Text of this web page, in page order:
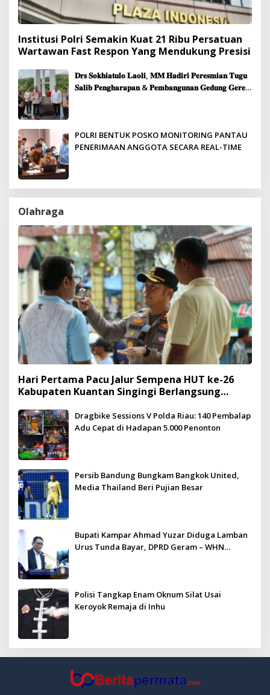
Institusi Polri Semakin Kuat 21 Ribu Persatuan
Wartawan Fast Respon Yang Mendukung Presisi
𝐃𝐫𝐬 𝐒𝐨𝐤𝐡𝐢𝐚𝐭𝐮𝐥𝐨 𝐋𝐚𝐨𝐥𝐢, 𝐌𝐌 𝐇𝐚𝐝𝐢𝐫𝐢 𝐏𝐞𝐫𝐞𝐬𝐦𝐢𝐚𝐧 𝐓𝐮𝐠𝐮
𝐒𝐚𝐥𝐢𝐛 𝐏𝐞𝐧𝐠𝐡𝐚𝐫𝐚𝐩𝐚𝐧 & 𝐏𝐞𝐦𝐛𝐚𝐧𝐠𝐮𝐧𝐚𝐧 𝐆𝐞𝐝𝐮𝐧𝐠 𝐆𝐞𝐫𝐞𝐣𝐚
POLRI BENTUK POSKO MONITORING PANTAU
PENERIMAAN ANGGOTA SECARA REAL-TIME
Olahraga
Hari Pertama Pacu Jalur Sempena HUT ke-26
Kabupaten Kuantan Singingi Berlangsung
Dragbike Sessions V Polda Riau: 140 Pembalap
Adu Cepat di Hadapan 5.000 Penonton
Persib Bandung Bungkam Bangkok United,
Media Thailand Beri Pujian Besar
Bupati Kampar Ahmad Yuzar Diduga Lamban
Urus Tunda Bayar, DPRD Geram – WHN
Polisi Tangkap Enam Oknum Silat Usai
Keroyok Remaja di Inhu